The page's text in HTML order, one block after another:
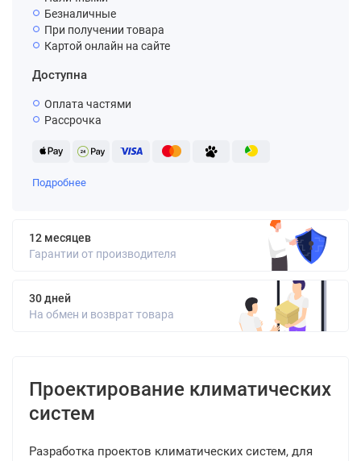
Безналичные
При получении товара
Картой онлайн на сайте
Доступна
Оплата частями
Рассрочка
Подробнее
12 месяцев
Гарантии от производителя
30 дней
На обмен и возврат товара
Проектирование климатических
систем
Разработка проектов климатических систем, для